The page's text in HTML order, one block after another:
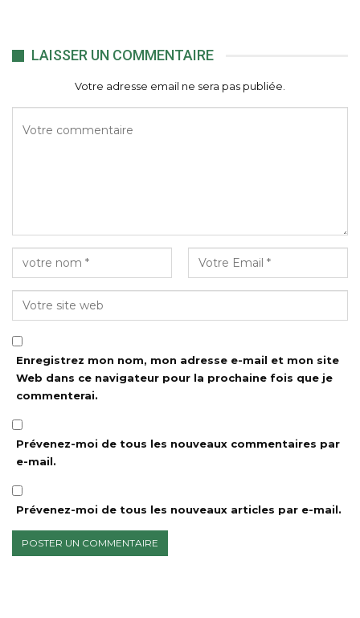
LAISSER UN COMMENTAIRE
Votre adresse email ne sera pas publiée.
Enregistrez mon nom, mon adresse e-mail et mon site
Web dans ce navigateur pour la prochaine fois que je
commenterai.
Prévenez-moi de tous les nouveaux commentaires par
e-mail.
Prévenez-moi de tous les nouveaux articles par e-mail.